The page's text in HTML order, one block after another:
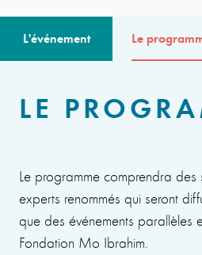
L'événement Le
LE
Le programme comprendra des
experts renommés qui seront
que des événements parallèles
Fondation Mo Ibrahim.